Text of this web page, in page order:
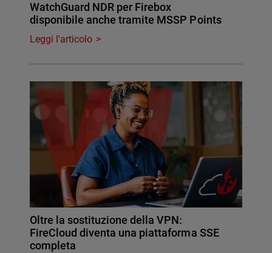
WatchGuard NDR per Firebox
disponibile anche tramite MSSP Points
Leggi l'articolo
Oltre la sostituzione della VPN:
FireCloud diventa una piattaforma SSE
completa